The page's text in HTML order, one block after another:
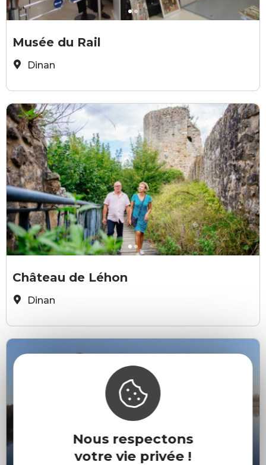
Nous respectons
votre vie privée !
Musée du Rail
Dinan
agence les conteurs 2018
Château de Léhon
Dinan